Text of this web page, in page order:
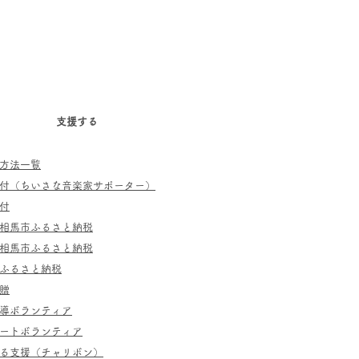
支援する
法一覧
（ちいさな音楽家サポーター）
馬市ふるさと納税
馬市ふるさと納税
るさと納税
ボランティア
トボランティア
支援（チャリボン）